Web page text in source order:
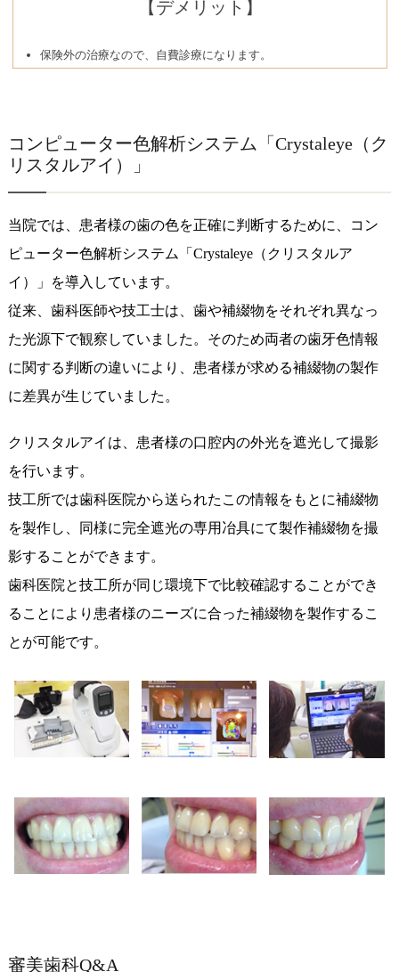
【デメリット】
保険外の治療なので、自費診療になります。
コンピューター色解析システム「Crystaleye（ク
リスタルアイ）」
当院では、患者様の歯の色を正確に判断するために、コン
ピューター色解析システム「Crystaleye（クリスタルア
イ）」を導入しています。
従来、歯科医師や技工士は、歯や補綴物をそれぞれ異なっ
た光源下で観察していました。そのため両者の歯牙色情報
に関する判断の違いにより、患者様が求める補綴物の製作
に差異が生じていました。
クリスタルアイは、患者様の口腔内の外光を遮光して撮影
を行います。
技工所では歯科医院から送られたこの情報をもとに補綴物
を製作し、同様に完全遮光の専用冶具にて製作補綴物を撮
影することができます。
歯科医院と技工所が同じ環境下で比較確認することができ
ることにより患者様のニーズに合った補綴物を製作するこ
とが可能です。
審美歯科Q&A